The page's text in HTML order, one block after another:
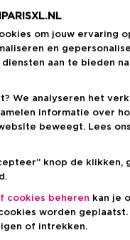
om jouw ervaring
en
aan te bieden
We analyseren het
informatie over
beweegt. Lees ons
knop de klikken,
cookies beheren kan je
worden geplaatst.
of intrekken.